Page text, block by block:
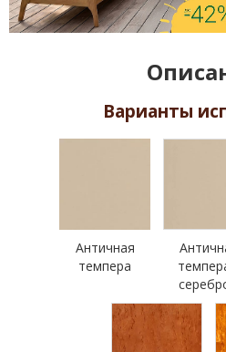
Варианты
Античная
темпера